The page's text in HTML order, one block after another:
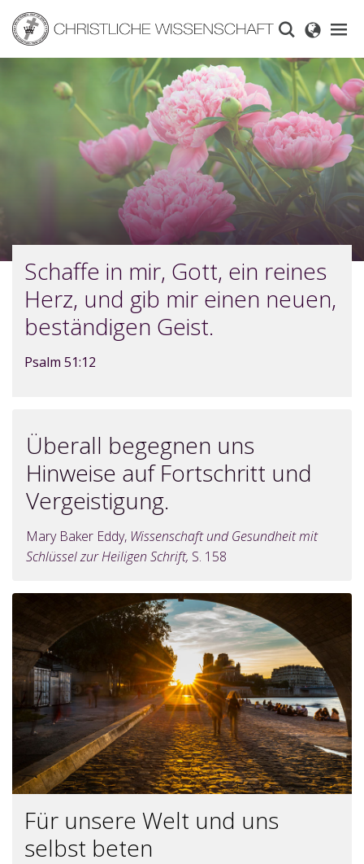
main
content
Schaffe in mir, Gott, ein reines
Herz, und gib mir einen neuen,
beständigen Geist.
Psalm 51:12
Überall begegnen uns
Hinweise auf Fortschritt und
Vergeistigung.
Mary Baker Eddy, Wissenschaft und Gesundheit mit
Schlüssel zur Heiligen Schrift, S. 158
Für unsere Welt und uns
selbst beten